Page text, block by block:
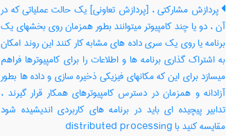
پردازش مشارکتی ، [پردازش تعاونی] یک حالت عملیاتی که در
آن ، دو یا چند کامپیوتر میتوانند بطور همزمان روی بخشهای یک
برنامه یا روی یک سری داده های مشابه کار کنند این روند امکان
به اشتراک گذاری برنامه ها و اطلاعات را برای کامپیوترها فراهم
میسازد برای این که مکانهای فیزیکی ذخیره سازی و داده ها بطور
آزادانه و همزمان در دسترس کامپیوترهای همکار قرار گیرند ،
تدابیر پیچیده ای باید در برنامه های کاربردی اندیشیده شود
مقایسه کنید با ‎ distributed processing